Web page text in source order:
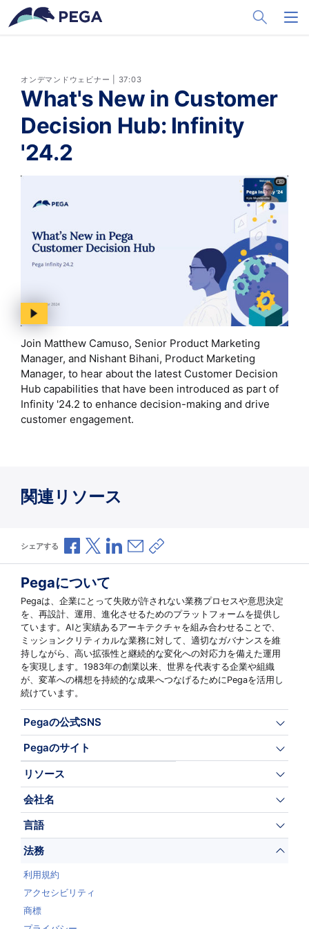
メインコンテンツに飛ぶ
Toggle
オンデマンドウェビナー | 37:03
What's New in Customer
Decision Hub: Infinity
'24.2
Join Matthew Camuso, Senior Product Marketing
Manager, and Nishant Bihani, Product Marketing
Manager, to hear about the latest Customer Decision
Hub capabilities that have been introduced as part of
Infinity '24.2 to enhance decision-making and drive
customer engagement.
関連リソース
シェアする Facebookで共有
Xで共有LinkedInで共有
メールで共有
共有リンクをコピー
Pegaについて
Pegaは、企業にとって失敗が許されない業務プロセスや意思決定
を、再設計、運用、進化させるためのプラットフォームを提供し
ています。AIと実績あるアーキテクチャを組み合わせることで、
ミッションクリティカルな業務に対して、適切なガバナンスを維
持しながら、高い拡張性と継続的な変化への対応力を備えた運用
を実現します。1983年の創業以来、世界を代表する企業や組織
が、変革への構想を持続的な成果へつなげるためにPegaを活用し
続けています。
Pegaの公式SNS
Pegaのサイト
リソース
会社名
言語
法務
利用規約
アクセシビリティ
商標